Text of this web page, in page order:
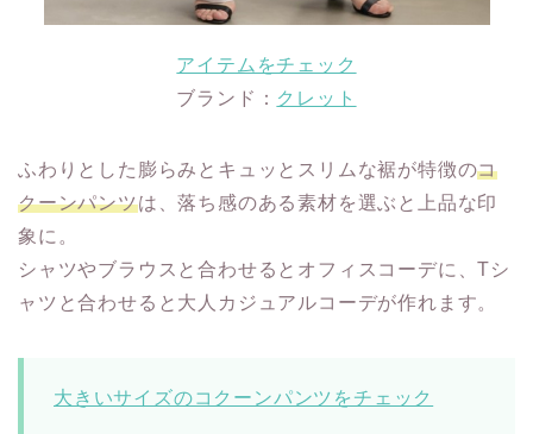
アイテムをチェック
ブランド： クレット
ふわりとした膨らみとキュッとスリムな裾が特徴のコ
クーンパンツは、落ち感のある素材を選ぶと上品な印
象に。
シャツやブラウスと合わせるとオフィスコーデに、Tシ
ャツと合わせると大人カジュアルコーデが作れます。
大きいサイズのコクーンパンツをチェック